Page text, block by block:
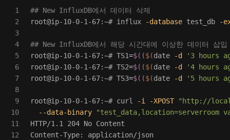
1
2
3
4
5
6
7
8
9
10
11
12
## New InfluxDB에서 데이터 삭제
root@ip-10-0-1-67:~# influx
-database test_db -
## New InfluxDB에서 해당 시간대에 이상한 데이터
root@ip-10-0-1-67:~# TS1=$(($(date -d
'3 hours
root@ip-10-0-1-67:~# TS2=$(($(date -d
'4 hours
root@ip-10-0-1-67:~# TS3=$(($(date -d '5 hours
root@ip-10-0-1-67:~# curl -i -XPOST
"http://
--data-binary
"test_data,location=serverroom
HTTP/1.1 204 No Content
Content-Type: application/json